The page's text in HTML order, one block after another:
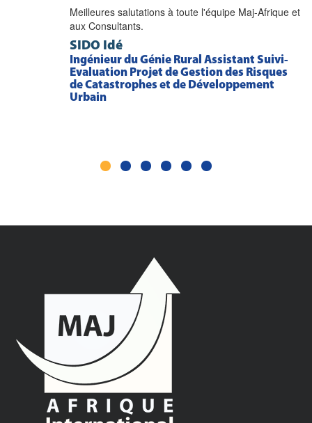
Meilleures salutations à toute l'équipe Maj-Afrique et
aux Consultants.
SIDO Idé
Ingénieur du Génie Rural Assistant Suivi-
Evaluation Projet de Gestion des Risques
de Catastrophes et de Développement
Urbain